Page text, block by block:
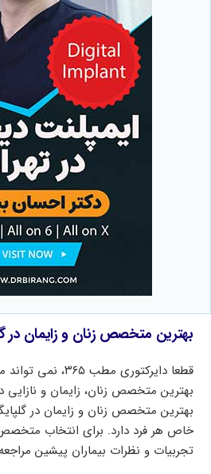
بهترین متخصص زنان و زایمان در
قطعا دایرکتوری مطب
بهترین متخصص زنان، زایمان و نازایی
بهترین متخصص زنان و زایمان در
خاص هر فرد دارد. برای انتخاب
تجربیات و نظرات بیماران پیشین